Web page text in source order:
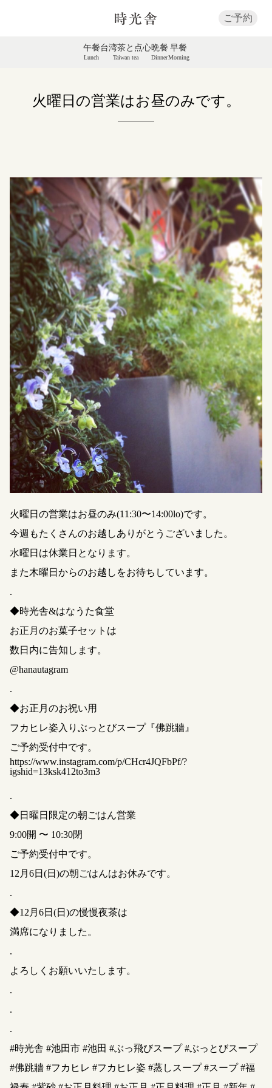
ご予約
午餐
Lunch
台湾茶と点心
Taiwan tea
晩餐
Dinner
早餐
Morning
火曜日の営業はお昼のみです。
火曜日の営業はお昼のみ(11:30〜14:00lo)です。
今週もたくさんのお越しありがとうございました。
水曜日は休業日となります。
また木曜日からのお越しをお待ちしています。
.
◆時光舎&はなうた食堂
お正月のお菓子セットは
数日内に告知します。
@hanautagram
.
◆お正月のお祝い用
フカヒレ姿入りぶっとびスープ『佛跳牆』
ご予約受付中です。
https://www.instagram.com/p/CHcr4JQFbPf/?
igshid=13ksk412to3m3
.
◆日曜日限定の朝ごはん営業
9:00開 〜 10:30閉
ご予約受付中です。
12月6日(日)の朝ごはんはお休みです。
.
◆12月6日(日)の慢慢夜茶は
満席になりました。
.
よろしくお願いいたします。
.
.
.
#時光舎 #池田市 #池田 #ぶっ飛びスープ #ぶっとびスープ
#佛跳牆 #フカヒレ #フカヒレ姿 #蒸しスープ #スープ #福